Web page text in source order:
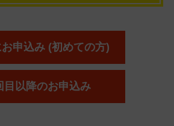
申込み (初めての方)
目以降のお申込み